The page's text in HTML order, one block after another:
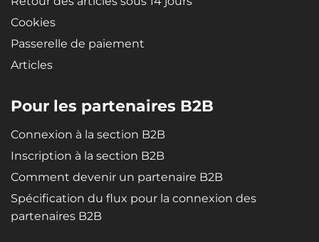
Cookies
Passerelle de paiement
Articles
Pour les partenaires B2B
Connexion à la section B2B
Inscription à la section B2B
Comment devenir un partenaire B2B
Spécification du flux pour la connexion des
partenaires B2B